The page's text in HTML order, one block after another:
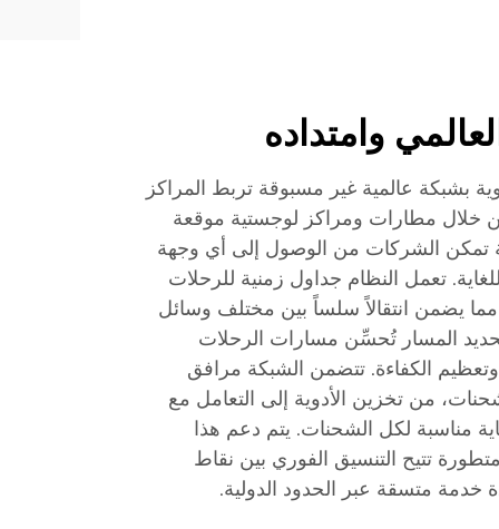
وامتداده
بشبكة عالمية غير مسبوقة تربط المراكز
من خلال مطارات ومراكز لوجستية موقعة
تمكن الشركات من الوصول إلى أي وجهة
تعمل النظام جداول زمنية للرحلات
مما يضمن انتقالاً سلساً بين مختلف وسائل
المسار تُحسِّن مسارات الرحلات
وتعظيم الكفاءة. تتضمن الشبكة مرافق
من تخزين الأدوية إلى التعامل مع
مناسبة لكل الشحنات. يتم دعم هذا
تتيح التنسيق الفوري بين نقاط
خدمة متسقة عبر الحدود الدولية.